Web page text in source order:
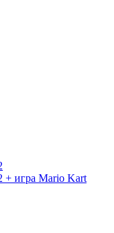
+ игра Mario Kart